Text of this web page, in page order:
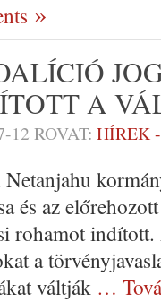
A
12 ROVAT: HÍREK
és az
rohamot
a
váltják …